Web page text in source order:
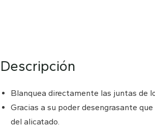
Descripción
Blanquea directamente las juntas de
Gracias a su poder desengrasante
del alicatado.